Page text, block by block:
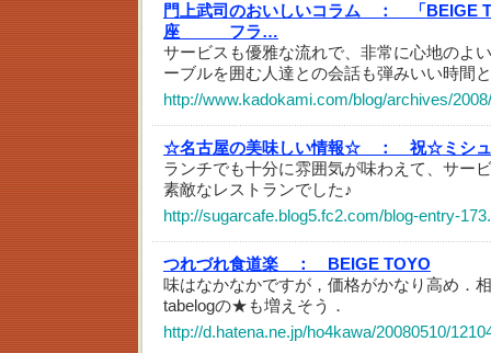
門上武司のおいしいコラム ：
「
座 フラ…
サービスも優雅な流れで、非常に心地のよ
ーブルを囲む人達との会話も弾みいい時間
http://www.kadokami.com/blog/archives/
☆名古屋の美味しい情報☆ ：
祝☆ミシ
ランチでも十分に雰囲気が味わえて、サー
素敵なレストランでした♪
http://sugarcafe.blog5.fc2.com/blog-entry-
つれづれ食道楽 ：
BEIGE TOYO
味はなかなかですが，価格がかなり高め．
tabelogの★も増えそう．
http://d.hatena.ne.jp/ho4kawa/20080510/